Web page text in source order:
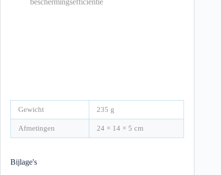
beschermingsefficiëntie
Gewicht 235 g
Afmetingen 24 × 14 × 5 cm
Bijlage's